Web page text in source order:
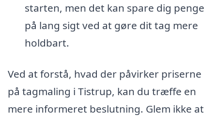
starten, men det kan spare dig penge
på lang sigt ved at gøre dit tag mere
holdbart.
Ved at forstå, hvad der påvirker priserne
på tagmaling i Tistrup, kan du træffe en
mere informeret beslutning. Glem ikke at